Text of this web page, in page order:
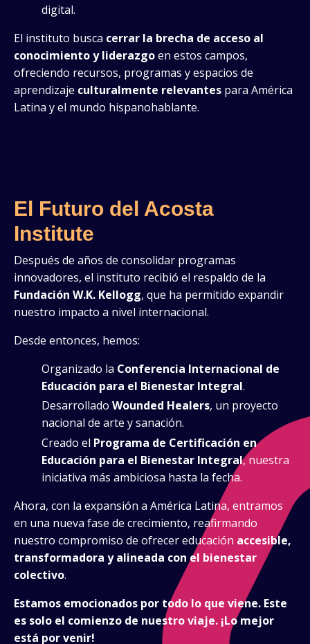
digital.
El instituto busca cerrar la brecha de acceso al
conocimiento y liderazgoen estos campos,
ofreciendo recursos, programas y espacios de
aprendizaje culturalmente relevantes para América
Latina y el mundo hispanohablante.
El Futuro del Acosta
Institute
Después de años de consolidar programas
innovadores, el instituto recibió el respaldo de la
Fundación W.K. Kellogg, que ha permitido expandir
nuestro impacto a nivel internacional.
Desde entonces, hemos:
Organizado la Conferencia Internacional de
Educación para el Bienestar Integral.
Desarrollado Wounded Healers, un proyecto
nacional de arte y sanación.
Creado el Programa de Certificación en
Educación para el Bienestar Integral, nuestra
iniciativa más ambiciosa hasta la fecha.
Ahora, con la expansión a América Latina, entramos
en una nueva fase de crecimiento, reafirmando
nuestro compromiso de ofrecer educación accesible,
transformadora y alineada con el bienestar
colectivo.
Estamos emocionados por todo lo que viene. Este
es solo el comienzo de nuestro viaje. ¡Lo mejor
está por venir!